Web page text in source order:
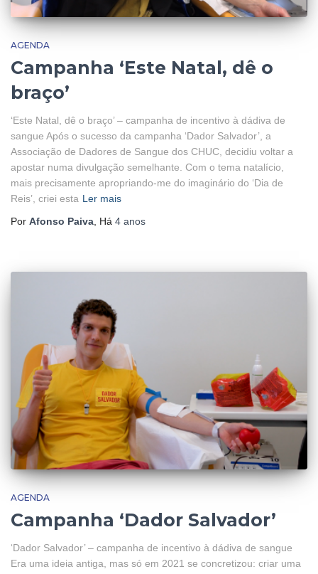
AGENDA
Campanha ‘Este Natal, dê o
braço’
‘Este Natal, dê o braço’ – campanha de incentivo à dádiva de
sangue Após o sucesso da campanha ‘Dador Salvador’, a
Associação de Dadores de Sangue dos CHUC, decidiu voltar a
apostar numa divulgação semelhante. Com o tema natalício,
mais precisamente apropriando-me do imaginário do ‘Dia de
Reis’, criei esta Ler mais
Por Afonso Paiva , Há 4 anos
AGENDA
Campanha ‘Dador Salvador’
‘Dador Salvador’ – campanha de incentivo à dádiva de sangue
Era uma ideia antiga, mas só em 2021 se concretizou: criar uma